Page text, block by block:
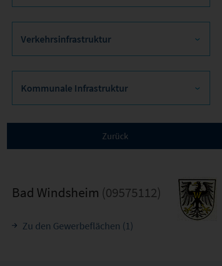
Verkehrsinfrastruktur
Kommunale Infrastruktur
Bad Windsheim (09575112)
Zu den Gewerbeflächen (1)